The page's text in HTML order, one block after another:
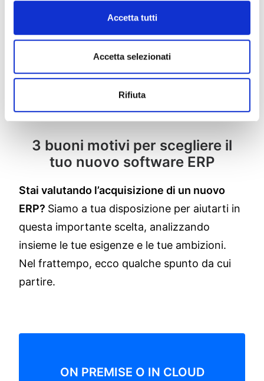
Accetta tutti
Accetta selezionati
Rifiuta
3 buoni motivi per scegliere il
tuo nuovo software ERP
Stai valutando l’acquisizione di un nuovo
ERP? Siamo a tua disposizione per aiutarti in
questa importante scelta, analizzando
insieme le tue esigenze e le tue ambizioni.
Nel frattempo, ecco qualche spunto da cui
partire.
ON PREMISE O IN CLOUD